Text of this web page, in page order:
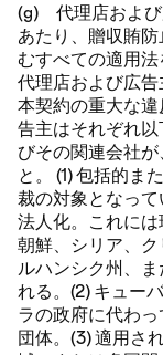
(g) 代理店および
あたり、贈収賄
むすべての適用法
代理店および広告
本契約の重大な
告主はそれぞれ
びその関連会社
と。 (1) 包括的ま
裁の対象となっ
法人化。これに
朝鮮、シリア、
ルハンシク州、
れる。(2) キュー
ラの政府に代わ
団体。(3) 適用さ